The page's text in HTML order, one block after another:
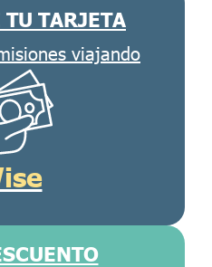
TARJETA
viajando